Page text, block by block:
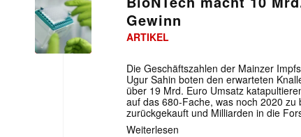
Gewinn
ARTIKEL
Die Geschäftszahlen der Mainzer
Ugur Sahin boten den erwarteten
über 19 Mrd. Euro Umsatz
auf das 680-Fache, was noch 2020 zu
zurückgekauft und Milliarden in die
Weiterlesen